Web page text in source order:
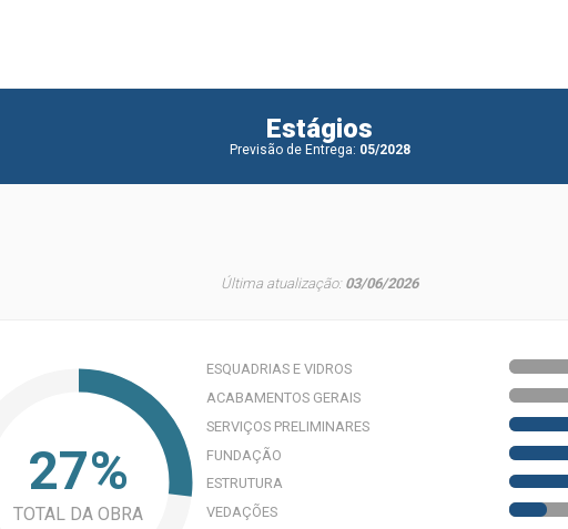
Estágios
Previsão de Entrega: 05/2028
Última atualização: 03/06/2026
27%
TOTAL DA OBRA
ESQUADRIAS E VIDROS
ACABAMENTOS GERAIS
SERVIÇOS PRELIMINARES
FUNDAÇÃO
ESTRUTURA
VEDAÇÕES